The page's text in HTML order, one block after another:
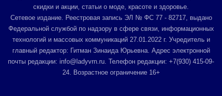
скидки и акции, статьи о моде, красоте и здоровье.
Сетевое издание. Реестровая запись ЭЛ № ФС 77 - 82717, выдано
Федеральной службой по надзору в сфере связи, информационных
технологий и массовых коммуникаций 27.01.2022 г. Учредитель и
главный редактор: Гитман Зинаида Юрьевна. Адрес электронной
почты редакции: info@ladyvrn.ru. Телефон редакции: +7(930) 415-09-
24. Возрастное ограничение 16+